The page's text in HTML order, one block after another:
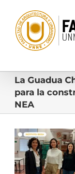
contenido
La Guadua
para la
NEA
Ver
imagen
más
grande